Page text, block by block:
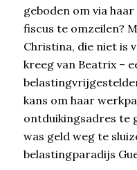
geboden om via
fiscus te omzeilen?
Christina, die niet is
kreeg van Beatrix –
kans om haar
ontduikingsadres te
was geld weg te
belastingparadijs